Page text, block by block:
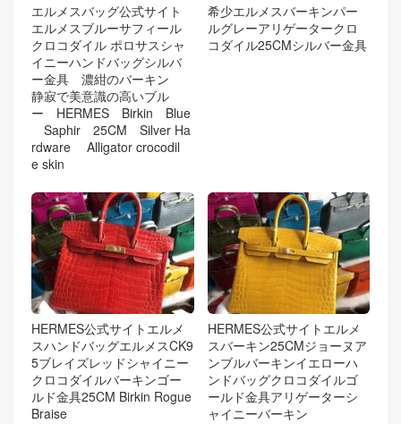
エルメスバッグ公式サイト
エルメスブルーサフィール
クロコダイル ポロサスシャ
イニーハンドバッグシルバ
ー金具 濃紺のバーキン
静寂で美意識の高いブル
ー HERMES Birkin Blue
Saphir 25CM Silver Ha
rdware Alligator crocodil
e skin
希少エルメスバーキンパー
ルグレーアリゲータークロ
コダイル25CMシルバー金具
HERMES公式サイトエルメ
スハンドバッグエルメスCK9
5ブレイズレッドシャイニー
クロコダイルバーキンゴー
ルド金具25CM Birkin Rogue
Braise
HERMES公式サイトエルメ
スバーキン25CMジョーヌア
ンブルバーキンイエローハ
ンドバッグクロコダイルゴ
ールド金具アリゲーターシ
ャイニーバーキン